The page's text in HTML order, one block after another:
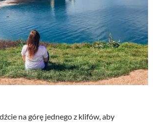
na górę jednego z klifów, aby